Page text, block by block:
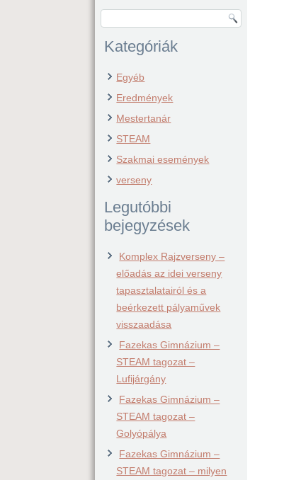
Kategóriák
Egyéb
Eredmények
Mestertanár
STEAM
Szakmai események
verseny
Legutóbbi
bejegyzések
Komplex Rajzverseny –
előadás az idei verseny
tapasztalatairól és a
beérkezett pályaművek
visszaadása
Fazekas Gimnázium –
STEAM tagozat –
Lufijárgány
Fazekas Gimnázium –
STEAM tagozat –
Golyópálya
Fazekas Gimnázium –
STEAM tagozat – milyen